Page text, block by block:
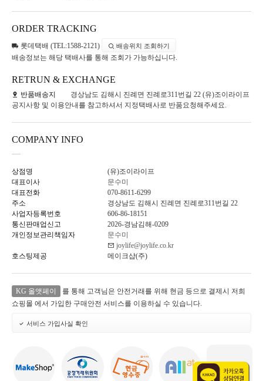
ORDER TRACKING
롯데택배 (TEL:1588-2121) 배송위치 조회하기
배송정보는 해당 택배사를 통해 조회가 가능하십니다.
RETRUN & EXCHANGE
반품배송지
경상남도 김해시 진례면 진례로311번길 22 (유)조이라이프
공지사항 및 이용안내를 참고하셔서 지정택배사로 반품요청해주세요.
COMPANY INFO
상점명
(유)조이라이프
대표이사
문수미
대표전화
070-8611-6299
주소
경상남도 김해시 진례면 진례로311번길 22
사업자등록번호
606-86-18151
통신판매업신고
2026-경남김해-0209
개인정보관리책임자
문수미
joylife@joylife.co.kr
호스팅제공
메이크샵(주)
KG 올앳페이
를 통해 고객님은 안전거래를 위해 현금 등으로 결제시 저희
쇼핑몰 에서 가입한 구매안전 서비스를 이용하실 수 있습니다.
서비스 가입사실 확인